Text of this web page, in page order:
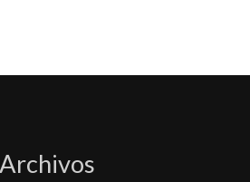
Archivos